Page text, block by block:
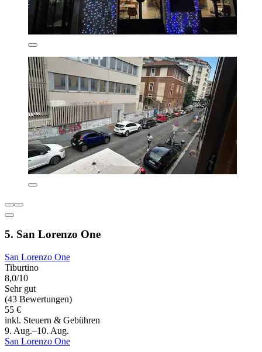
5. San Lorenzo One
San Lorenzo One
Tiburtino
8,0/10
Sehr gut
(43 Bewertungen)
55 €
inkl. Steuern & Gebühren
9. Aug.–10. Aug.
San Lorenzo One